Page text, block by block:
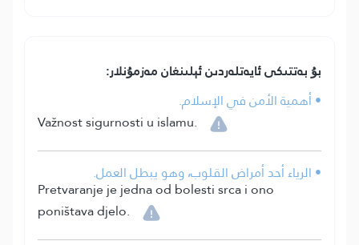
بۇ بەتتىكى ئايەتلەردىن ئېلىنغان مەزمۇنلار:
• أهمية الأمن في الإسلام.
Važnost sigurnosti u islamu.
• الرياء أحد أمراض القلوب، وهو يبطل العمل.
Pretvaranje je jedna od bolesti srca i ono
poništava djelo.